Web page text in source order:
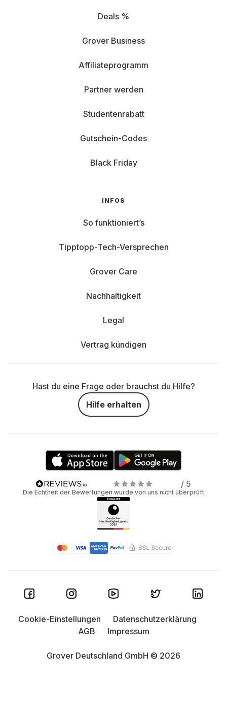
Deals %
Grover Business
Affiliateprogramm
Partner werden
Studentenrabatt
Gutschein-Codes
Black Friday
INFOS
So funktioniert’s
Tipptopp-Tech-Versprechen
Grover Care
Nachhaltigkeit
Legal
Vertrag kündigen
Hast du eine Frage oder brauchst du Hilfe?
Hilfe erhalten
/ 5
Die Echtheit der Bewertungen wurde von uns nicht überprüft
Grover Deutschland GmbH © 2026
Cookie-Einstellungen
Datenschutzerklärung
AGB
Impressum